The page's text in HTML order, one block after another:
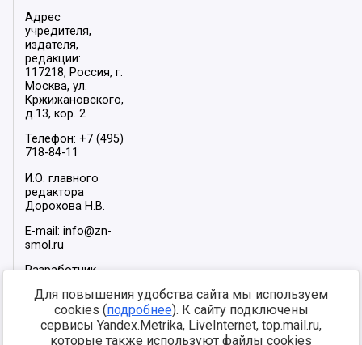
Адрес
учредителя,
издателя,
редакции:
117218, Россия, г.
Москва, ул.
Кржижановского,
д.13, кор. 2
Телефон: +7 (495)
718-84-11
И.О. главного
редактора
Дорохова Н.В.
E-mail: info@zn-
smol.ru
Разработчик
2026
Мы в социальных
сетях:
Для повышения удобства сайта мы используем
cookies (подробнее). К сайту подключены
сервисы Yandex.Metrika, LiveInternet, top.mail.ru,
которые также используют файлы cookies